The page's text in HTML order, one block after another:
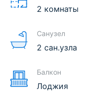
2 комнаты
Санузел
2 сан.узла
Балкон
Лоджия